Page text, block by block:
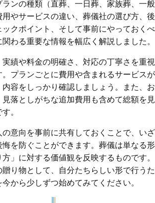
ンの種類（直葬、一日葬、家族葬、一般
やサービスの違い、葬儀社の選び方、後
クポイント、そして事前にやっておくべ
わる重要な情報を幅広く解説しました。
績や料金の明確さ、対応の丁寧さを重視
プランごとに費用や含まれるサービスが
容をしっかり確認しましょう。また、お
落としがちな追加費用も含めて総額を見
。
意向を事前に共有しておくことで、いざ
を防ぐことができます。葬儀は単なる形
」に対する価値観を反映するものです。
り物として、自分たちらしい形で行うた
から少しずつ始めてみてください。